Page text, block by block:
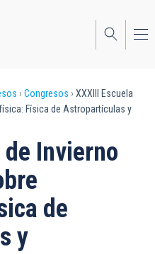
Congresos
XXXIII Escuela
Física de Astropartículas y
de Invierno
de
y